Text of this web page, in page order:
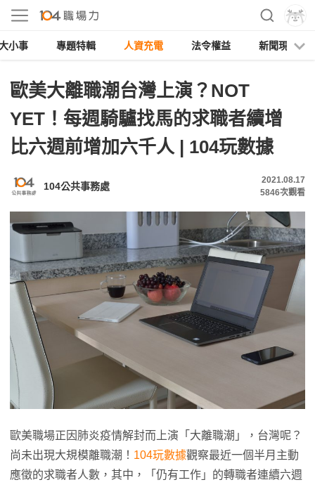
小事 專題特輯 人資充電 法令權益 新聞現場
歐美大離職潮台灣上演？NOT
YET！每週騎驢找馬的求職者續增
比六週前增加六千人 | 104玩數據
104公共事務處
2021.08.17
5846次觀看
歐美職場正因肺炎疫情解封而上演「大離職潮」，台灣呢？
尚未出現大規模離職潮！ 104玩數據觀察最近一個半月主動
應徵的求職者人數，其中，「仍有工作」的轉職者連續六週